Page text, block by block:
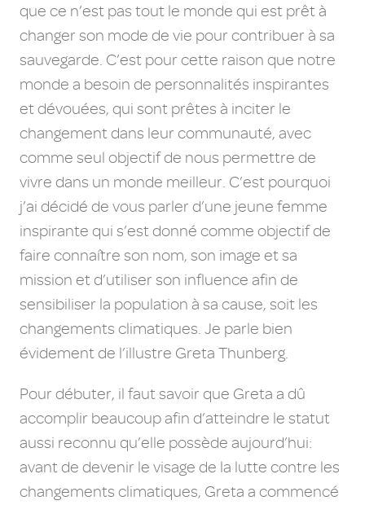
que ce n’est pas tout le monde qui est prêt à
changer son mode de vie pour contribuer à sa
sauvegarde. C’est pour cette raison que notre
monde a besoin de personnalités inspirantes
et dévouées, qui sont prêtes à inciter le
changement dans leur communauté, avec
comme seul objectif de nous permettre de
vivre dans un monde meilleur. C’est pourquoi
j’ai décidé de vous parler d’une jeune femme
inspirante qui s’est donné comme objectif de
faire connaître son nom, son image et sa
mission et d’utiliser son influence afin de
sensibiliser la population à sa cause, soit les
changements climatiques. Je parle bien
évidement de l’illustre Greta Thunberg.
Pour débuter, il faut savoir que Greta a dû
accomplir beaucoup afin d’atteindre le statut
aussi reconnu qu’elle possède aujourd’hui:
avant de devenir le visage de la lutte contre les
changements climatiques, Greta a commencé